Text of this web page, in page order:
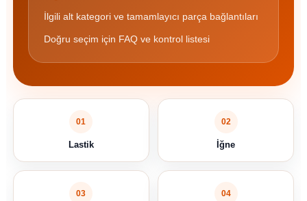
İlgili alt kategori ve tamamlayıcı parça bağlantıları
Doğru seçim için FAQ ve kontrol listesi
01
Lastik
02
İğne
03 04